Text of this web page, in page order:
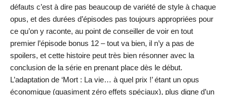
défauts c’est à dire pas beaucoup de variété de style à chaque
opus, et des durées d’épisodes pas toujours appropriées pour
ce qu’on y raconte, au point de conseiller de voir en tout
premier l’épisode bonus 12 – tout va bien, il n’y a pas de
spoilers, et cette histoire peut très bien résonner avec la
conclusion de la série en prenant place dès le début.
L’adaptation de ‘Mort : La vie… à quel prix !’ étant un opus
économique (quasiment zéro effets spéciaux), plus digne d’un